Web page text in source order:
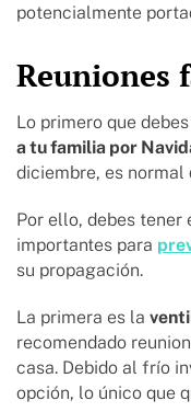
potencialmente
Reuniones
Lo primero que
a tu familia por
diciembre, es normal
Por ello, debes tener
importantes para
su propagación.
La primera es la
recomendado
casa. Debido al frío
opción, lo único que